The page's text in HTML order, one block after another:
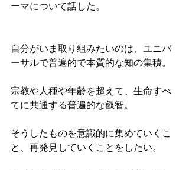
ーマについて話した。
自分がいま取り組みたいのは、ユニバ
ーサルで普遍的で本質的な知の集積。
宗教や人種や年齢を超えて、生命すべ
てに共通する普遍的な叡智。
そうしたものを意識的に集めていくこ
と、再発見していくことをしたい。